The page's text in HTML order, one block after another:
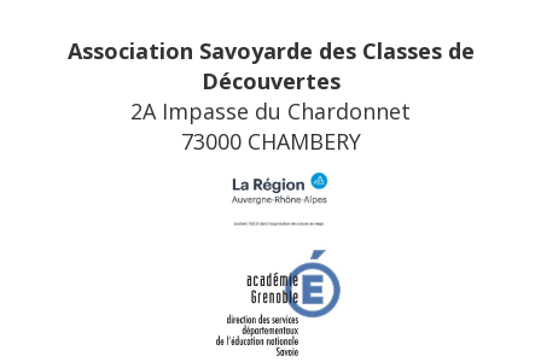
Association Savoyarde des Classes de
Découvertes
2A Impasse du Chardonnet
73000 CHAMBERY